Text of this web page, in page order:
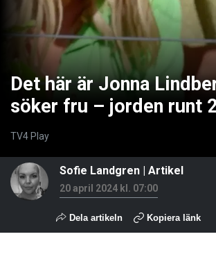
Det här är Jonna
söker fru – jorden runt
TV4 Play
Sofie Landgren | Artikel
20 april 2024 kl. 07:00
Dela artikeln Kopiera länk